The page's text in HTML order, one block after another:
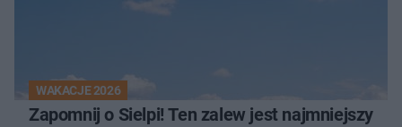
WAKACJE 2026
Zapomnij o Sielpi! Ten zalew jest najmniejszy